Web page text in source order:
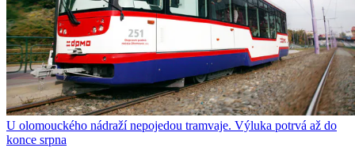
U olomouckého nádraží nepojedou tramvaje. Výluka potrvá až do
konce srpna